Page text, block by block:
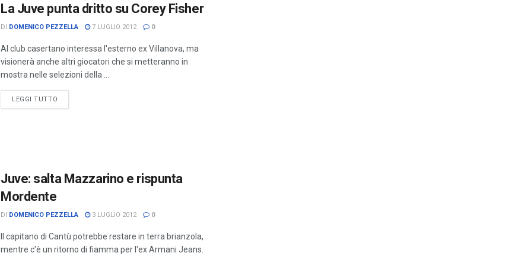
La Juve punta dritto su Corey Fisher
DI DOMENICO PEZZELLA 7 LUGLIO 2012 0
Al club casertano interessa l'esterno ex Villanova, ma
visionerà anche altri giocatori che si metteranno in
mostra nelle selezioni della ...
LEGGI TUTTO
Juve: salta Mazzarino e rispunta
Mordente
DI DOMENICO PEZZELLA 3 LUGLIO 2012 0
Il capitano di Cantù potrebbe restare in terra brianzola,
mentre c'è un ritorno di fiamma per l'ex Armani Jeans.